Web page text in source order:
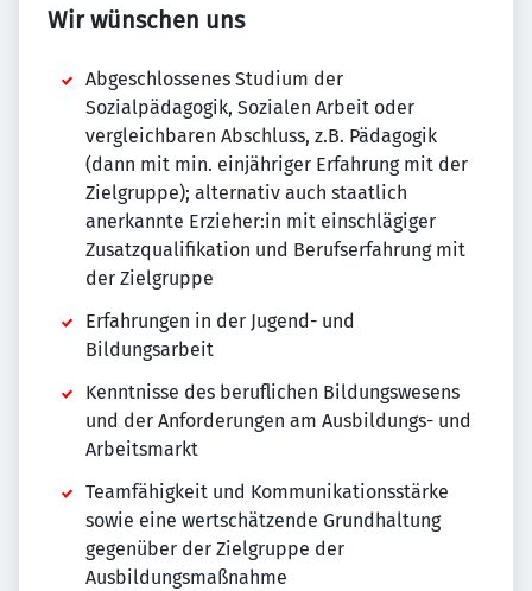
Wir wünschen uns
Abgeschlossenes Studium der
Sozialpädagogik, Sozialen Arbeit oder
vergleichbaren Abschluss, z.B. Pädagogik
(dann mit min. einjähriger Erfahrung mit der
Zielgruppe); alternativ auch staatlich
anerkannte Erzieher:in mit einschlägiger
Zusatzqualifikation und Berufserfahrung mit
der Zielgruppe
Erfahrungen in der Jugend- und
Bildungsarbeit
Kenntnisse des beruflichen Bildungswesens
und der Anforderungen am Ausbildungs- und
Arbeitsmarkt
Teamfähigkeit und Kommunikationsstärke
sowie eine wertschätzende Grundhaltung
gegenüber der Zielgruppe der
Ausbildungsmaßnahme